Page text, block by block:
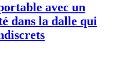
avec un
dans la dalle qui